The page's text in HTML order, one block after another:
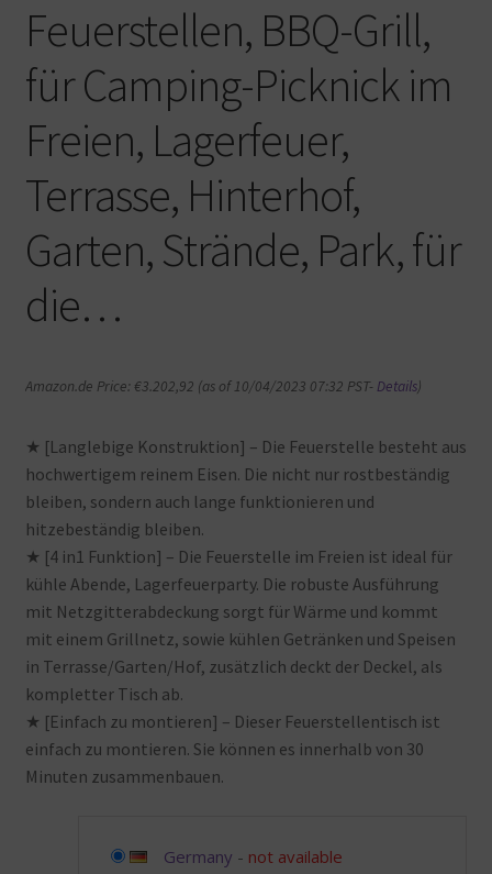
Feuerstellen, BBQ-Grill,
für Camping-Picknick im
Freien, Lagerfeuer,
Terrasse, Hinterhof,
Garten, Strände, Park, für
die…
Amazon.de Price: €3.202,92 (as of 10/04/2023 07:32 PST- Details)
★ [Langlebige Konstruktion] – Die Feuerstelle besteht aus
hochwertigem reinem Eisen. Die nicht nur rostbeständig
bleiben, sondern auch lange funktionieren und
hitzebeständig bleiben.
★ [4 in1 Funktion] – Die Feuerstelle im Freien ist ideal für
kühle Abende, Lagerfeuerparty. Die robuste Ausführung
mit Netzgitterabdeckung sorgt für Wärme und kommt
mit einem Grillnetz, sowie kühlen Getränken und Speisen
in Terrasse/Garten/Hof, zusätzlich deckt der Deckel, als
kompletter Tisch ab.
★ [Einfach zu montieren] – Dieser Feuerstellentisch ist
einfach zu montieren. Sie können es innerhalb von 30
Minuten zusammenbauen.
Germany - not available